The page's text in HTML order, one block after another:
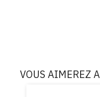
VOUS AIMEREZ